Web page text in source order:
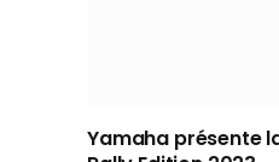
Yamaha présente